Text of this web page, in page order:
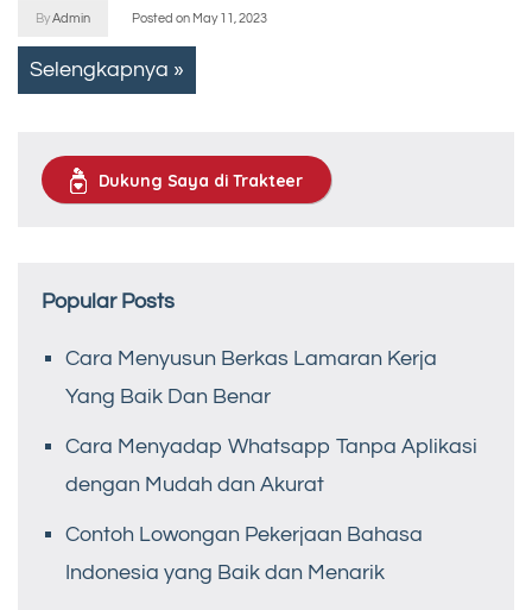
ByAdmin Posted on May 11, 2023
Selengkapnya »
Dukung Saya di Trakteer
Popular Posts
Cara Menyusun Berkas Lamaran Kerja
Yang Baik Dan Benar
Cara Menyadap Whatsapp Tanpa Aplikasi
dengan Mudah dan Akurat
Contoh Lowongan Pekerjaan Bahasa
Indonesia yang Baik dan Menarik